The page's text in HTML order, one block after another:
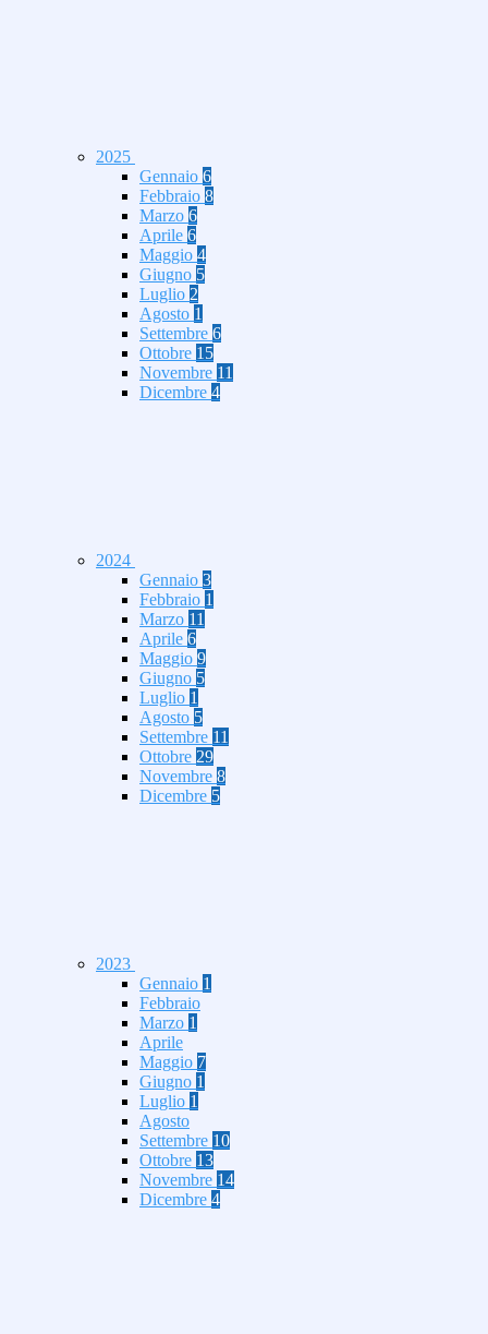
2025
Gennaio 6
Febbraio 8
Marzo 6
Aprile 6
Maggio 4
Giugno 5
Luglio 2
Agosto 1
Settembre 6
Ottobre 15
Novembre 11
Dicembre 4
2024
Gennaio 3
Febbraio 1
Marzo 11
Aprile 6
Maggio 9
Giugno 5
Luglio 1
Agosto 5
Settembre 11
Ottobre 29
Novembre 8
Dicembre 5
2023
Gennaio 1
Febbraio
Marzo 1
Aprile
Maggio 7
Giugno 1
Luglio 1
Agosto
Settembre 10
Ottobre 13
Novembre 14
Dicembre 4